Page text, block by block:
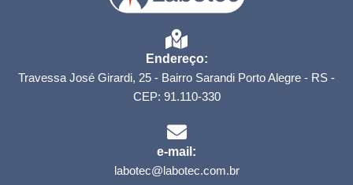
Endereço:
Travessa José Girardi, 25 - Bairro Sarandi Porto Alegre - RS -
CEP: 91.110-330
e-mail:
labotec@labotec.com.br